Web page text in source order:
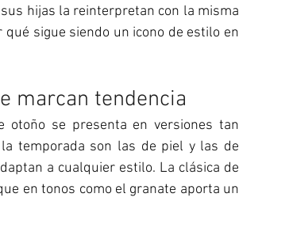
hijas la reinterpretan con la misma
sigue siendo un icono de estilo en
marcan tendencia
otoño se presenta en versiones tan
temporada son las de piel y las de
a cualquier estilo. La clásica de
en tonos como el granate aporta un